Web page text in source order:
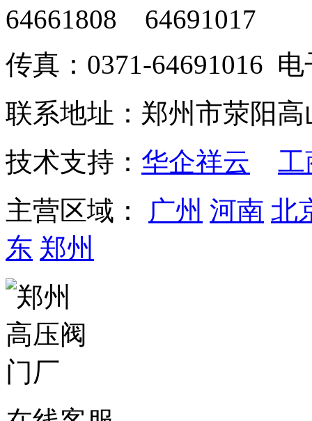
64661808 64691017
传真：0371-64691016
联系地址：郑州市荥阳高
技术支持： 华企祥云
工
主营区域： 广州 河南 北
东 郑州